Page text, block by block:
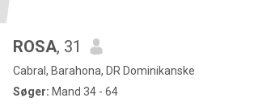
ROSA, 31
Cabral, Barahona, DR Dominikanske
Søger: Mand 34 - 64